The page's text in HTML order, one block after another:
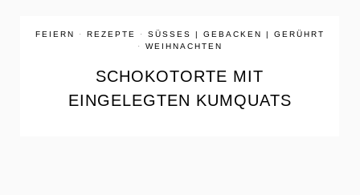
FEIERN · REZEPTE · SÜSSES | GEBACKEN | GERÜHRT
· WEIHNACHTEN
SCHOKOTORTE MIT
EINGELEGTEN KUMQUATS